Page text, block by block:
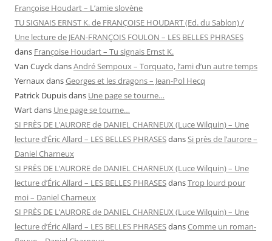
Françoise Houdart – L’amie slovène
TU SIGNAIS ERNST K. de FRANÇOISE HOUDART (Ed. du Sablon) /
Une lecture de JEAN-FRANÇOIS FOULON – LES BELLES PHRASES
dans Françoise Houdart – Tu signais Ernst K.
Van CuyckdansAndré Sempoux – Torquato, l’ami d’un autre temps
YernauxdansGeorges et les dragons – Jean-Pol Hecq
Patrick Dupuisdans Une page se tourne…
Wartdans Une page se tourne…
SI PRÈS DE L’AURORE de DANIEL CHARNEUX (Luce Wilquin) – Une
lecture d’Éric Allard – LES BELLES PHRASESdansSi près de l’aurore –
Daniel Charneux
SI PRÈS DE L’AURORE de DANIEL CHARNEUX (Luce Wilquin) – Une
lecture d’Éric Allard – LES BELLES PHRASESdansTrop lourd pour
moi – Daniel Charneux
SI PRÈS DE L’AURORE de DANIEL CHARNEUX (Luce Wilquin) – Une
lecture d’Éric Allard – LES BELLES PHRASESdansComme un roman-